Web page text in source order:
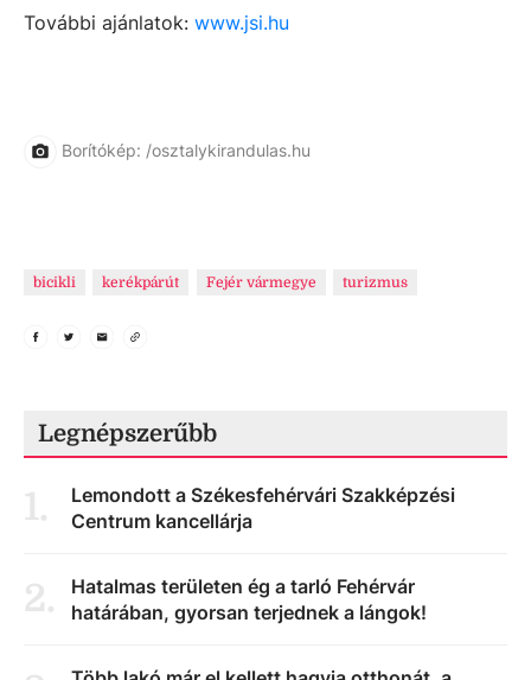
További ajánlatok: www.jsi.hu
Borítókép: /osztalykirandulas.hu
bicikli kerékpárút Fejér vármegye turizmus
Legnépszerűbb
1.
Lemondott a Székesfehérvári Szakképzési
Centrum kancellárja
2.
Hatalmas területen ég a tarló Fehérvár
határában, gyorsan terjednek a lángok!